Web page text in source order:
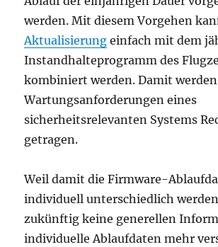
werden. Mit diesem Vorgehen
Aktualisierung einfach mit dem
Instandhalteprogramm des
kombiniert werden. Damit
Wartungsanforderungen eines
sicherheitsrelevanten Systems
getragen.
Weil damit die Firmware-
individuell unterschiedlich
zukünftig keine generellen
individuelle Ablaufdaten mehr